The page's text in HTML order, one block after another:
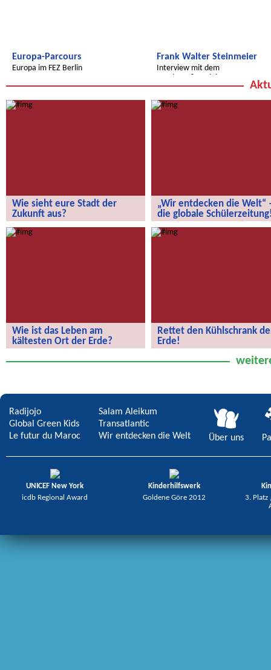
Europa-Parcours
Europa im FEZ Berlin
Frank Walter Steinmeier
Interview mit dem
Wie sieht eure Stadt der
Zukunft aus?
Wie sieht eure Stadt der Zukunft aus?
„Wir entdecken die Welt“
die globale
„Wir entdecken die Welt“ – die
globale Schülerzeitung!
Wie ist das Leben am
kältesten Ort der Erde?
der Erde?
Rettet den Kühlschrank
Erde!
Radijojo
Global Green Kids
Le futur du Maroc
Salam Aleikum
Transatlantic
Wir entdecken die Welt
Über uns
UNICEF New York
icdb Regional Award
Kinderhilfswerk
Goldene Göre 2012
3. Platz